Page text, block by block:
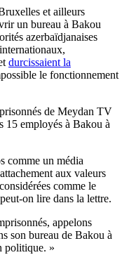
et ailleurs
un bureau à Bakou
azerbaïdjanaises
durcissaient la
le fonctionnement
de Meydan TV
15 employés à Bakou à
comme un média
aux valeurs
comme le
on lire dans la lettre.
appelons
son bureau de Bakou à
politique. »